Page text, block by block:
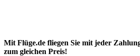
Mit Flüge.de fliegen Sie mit jeder
zum gleichen Preis!